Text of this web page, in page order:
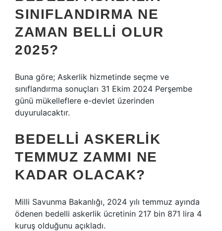
SINIFLANDIRMA NE
ZAMAN BELLI OLUR
2025?
Buna göre; Askerlik hizmetinde seçme ve
sınıflandırma sonuçları 31 Ekim 2024 Perşembe
günü mükelleflere e-devlet üzerinden
duyurulacaktır.
BEDELLI ASKERLIK
TEMMUZ ZAMMI NE
KADAR OLACAK?
Milli Savunma Bakanlığı, 2024 yılı temmuz ayında
ödenen bedelli askerlik ücretinin 217 bin 871 lira 4
kuruş olduğunu açıkladı.